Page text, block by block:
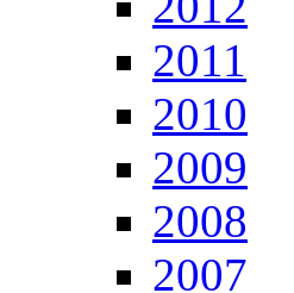
2011
2010
2009
2008
2007